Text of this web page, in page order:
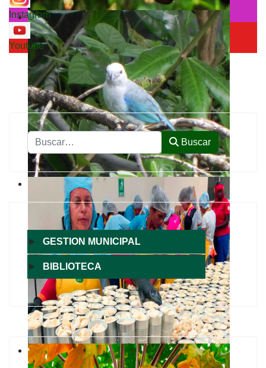
Instagram
Youtube
Buscar Buscar
► GESTION MUNICIPAL
► BIBLIOTECA